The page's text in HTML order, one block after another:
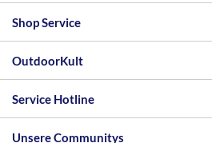
Shop Service
OutdoorKult
Service Hotline
Unsere Communitys